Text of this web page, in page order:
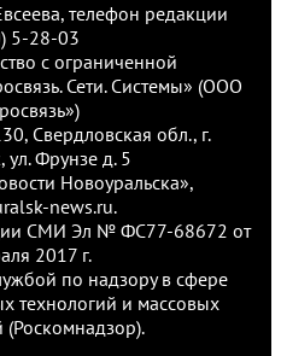
телефон редакции
5-28-03
с ограниченной
Сети. Системы» (ООО
Свердловская обл., г.
ул. Фрунзе д. 5
Новоуральска»,
news.ru.
СМИ Эл № ФС77-68672 от
2017 г.
по надзору в сфере
технологий и массовых